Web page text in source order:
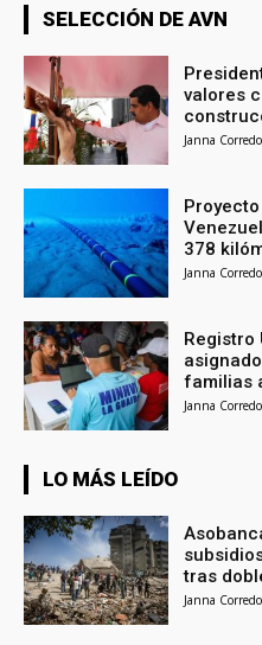
SELECCIÓN DE AVN
valores
Janna
378
Janna
Registro
familias
Janna
LO MÁS LEÍDO
tras
Janna